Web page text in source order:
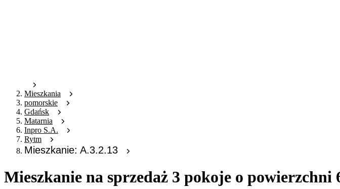
Mieszkania
pomorskie
Gdańsk
Matarnia
Inpro S.A.
Rytm
Mieszkanie: A.3.2.13
Mieszkanie na sprzedaż 3 pokoje o powierzchni